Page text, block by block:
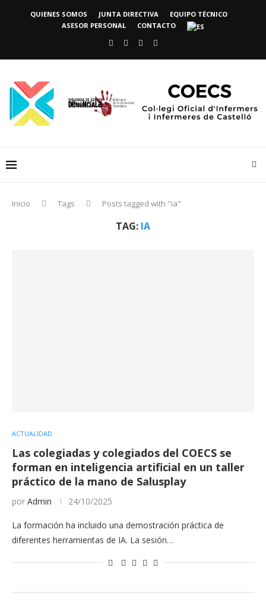
QUIENES SOMOS JUNTA DIRECTIVA
EQUIPO TÉCNICO
ASESOR PERSONAL
CONTACTO
Inicio Tags Posts tagged with "ia"
TAG: IA
ACTUALIDAD
Las colegiadas y colegiados del COECS se
forman en inteligencia artificial en un taller
práctico de la mano de Salusplay
por Admin 24/10/2025
La formación ha incluido una demostración práctica de
diferentes herramientas de IA. La sesión…